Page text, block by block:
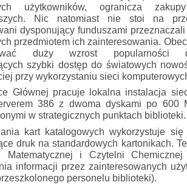
użytkowników, ogranicza
Nic natomiast nie stoi na
dysponujący funduszami
przedmiotem ich zainteresowania.
duży wzrost popularności
szybki dostęp do światowych
przy wykorzystaniu sieci
Głównej pracuje lokalna instalacja
386 z dwoma dyskami po 600
w strategicznych punktach biblioteki.
kart katalogowych wykorzystuje
druk na standardowych kartonikach.
Matematycznej i Czytelni
informacji przez zainteresowanych
personelu biblioteki).